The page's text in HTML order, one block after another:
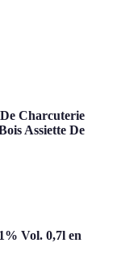
De Charcuterie
Assiette De
Vol. 0,7l en